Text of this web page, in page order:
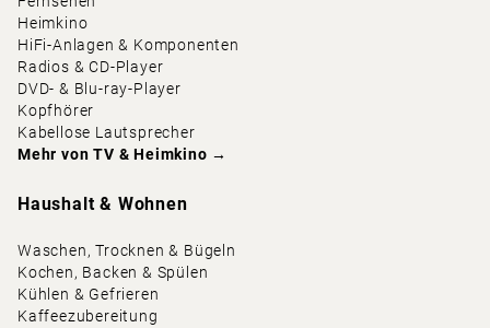
Heimkino
HiFi-Anlagen & Komponenten
Radios & CD-Player
DVD- & Blu-ray-Player
Kopfhörer
Kabellose Lautsprecher
Mehr von TV & Heimkino →
Haushalt & Wohnen
Waschen, Trocknen & Bügeln
Kochen, Backen & Spülen
Kühlen & Gefrieren
Kaffeezubereitung